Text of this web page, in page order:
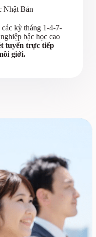
Nhật Bản
kỳ tháng 1-4-7-
bậc học cao
tuyển trực tiếp
giới.